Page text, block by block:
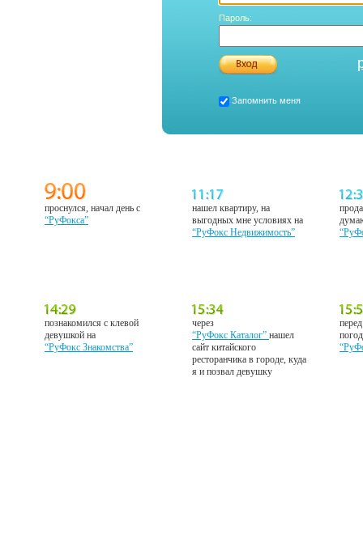
Пароль:
Запомнить меня
проснулся, начал день с
“РуФокса”
нашел квартиру, на
выгодных мне условиях на
“РуФокс Недвижимость”
познакомился с клевой
девушкой на
“РуФокс Знакомства”
через
“РуФокс Каталог”нашел
сайт китайского
ресторанчика в городе, куда
я и позвал девушку